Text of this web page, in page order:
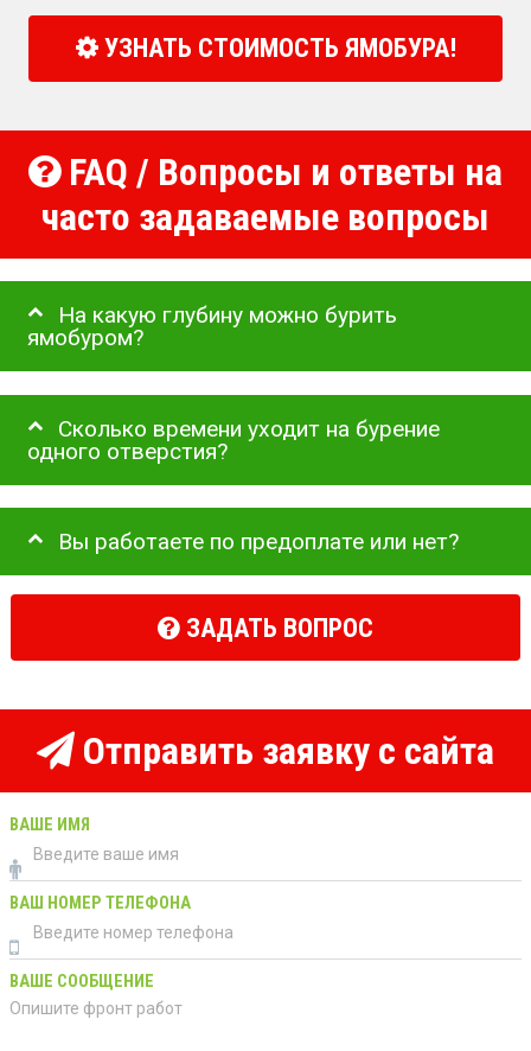
УЗНАТЬ СТОИМОСТЬ ЯМОБУРА!
FAQ / Вопросы и ответы на
часто задаваемые вопросы
На какую глубину можно бурить
ямобуром?
Сколько времени уходит на бурение
одного отверстия?
Вы работаете по предоплате или нет?
ЗАДАТЬ ВОПРОС
Отправить заявку с сайта
ВАШЕ ИМЯ
ВАШ НОМЕР ТЕЛЕФОНА
ВАШЕ СООБЩЕНИЕ